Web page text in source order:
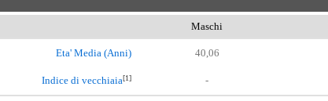
Maschi
Eta' Media (Anni) 40,06
Indice di vecchiaia[1] -